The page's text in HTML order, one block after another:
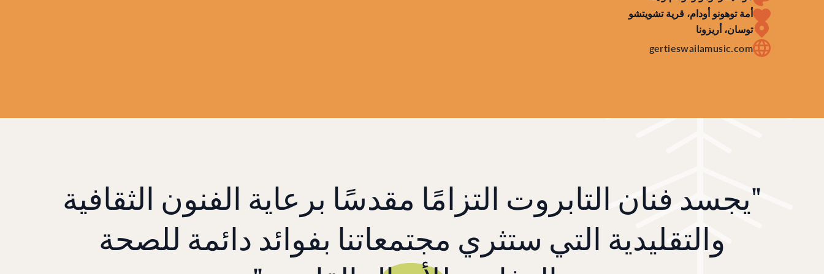
أمة توهونو أودام، قرية تشويتشو
توسان، أريزونا
gertieswailamusic.com
"يجسد فنان التابروت التزامًا مقدسًا برعاية الفنون الثقافية
والتقليدية التي ستثري مجتمعاتنا بفوائد دائمة للصحة